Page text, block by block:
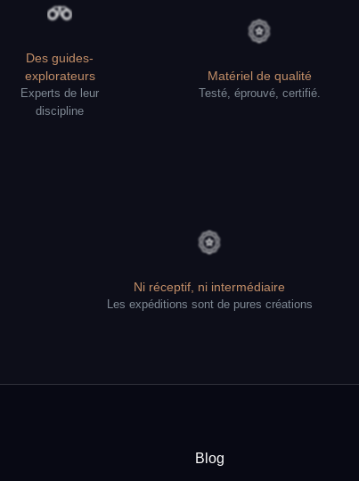
Des guides-
explorateurs
Experts de leur
discipline
Matériel de qualité
Testé, éprouvé, certifié.
Ni réceptif, ni intermédiaire
Les expéditions sont de pures créations
Blog